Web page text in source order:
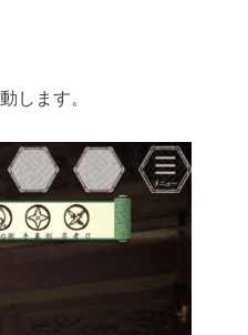
します。